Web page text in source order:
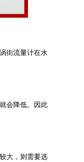
街流量计在水
会降低。因此
大，则需要选